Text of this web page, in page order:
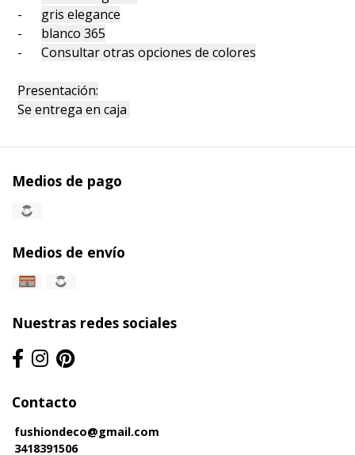
- gris elegance
- blanco 365
-Consultar otras opciones de colores
Presentación:
Se entrega en caja
Medios de pago
Medios de envío
Nuestras redes sociales
Contacto
fushiondeco@gmail.com
3418391506